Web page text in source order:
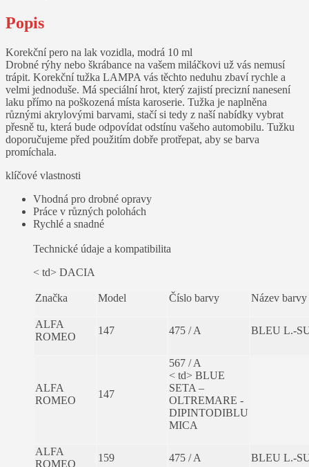
ml_BLU08
množství
Popis
Korekční pero na lak vozidla, modrá 10 ml
Drobné rýhy nebo škrábance na vašem miláčkovi už vás nemusí
trápit. Korekční tužka LAMPA vás těchto neduhu zbaví rychle a
velmi jednoduše. Má speciální hrot, který zajistí precizní nanesení
laku přímo na poškozená místa karoserie. Tužka je naplněna
různými akrylovými barvami, stačí si tedy z naší nabídky vybrat
přesně tu, která bude odpovídat odstínu vašeho automobilu. Tužku
doporučujeme před použitím dobře protřepat, aby se barva
promíchala.
klíčové vlastnosti
Vhodná pro drobné opravy
Práce v různých polohách
Rychlé a snadné
Technické údaje a kompatibilita
< td> DACIA
Značka Model Číslo barvy Název barvy
ALFA
ROMEO
147 475 / A BLEU L.-
ALFA
ROMEO
147
567 / A
< td> BLUE
SETA –
OLTREMARE -
DIPINTODIBLU
MICA
ALFA
ROMEO
159 475 / A BLEU L.-